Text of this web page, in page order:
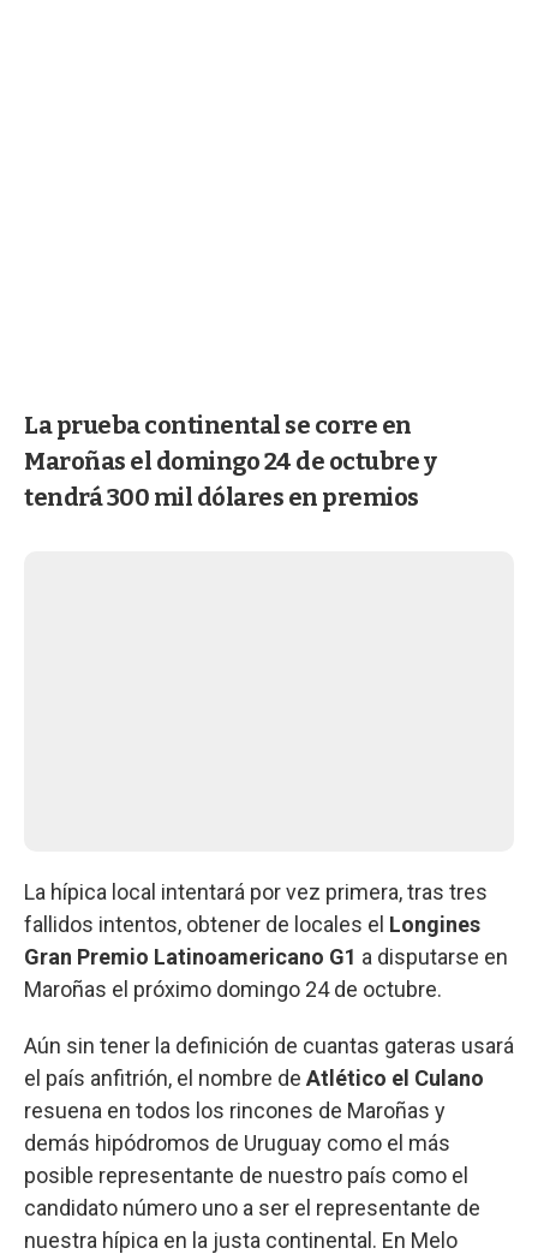
La prueba continental se corre en
Maroñas el domingo 24 de octubre y
tendrá 300 mil dólares en premios
La hípica local intentará por vez primera, tras tres
fallidos intentos, obtener de locales el Longines
Gran Premio Latinoamericano G1 a disputarse en
Maroñas el próximo domingo 24 de octubre.
Aún sin tener la definición de cuantas gateras usará
el país anfitrión, el nombre de Atlético el Culano
resuena en todos los rincones de Maroñas y
demás hipódromos de Uruguay como el más
posible representante de nuestro país como el
candidato número uno a ser el representante de
nuestra hípica en la justa continental. En Melo